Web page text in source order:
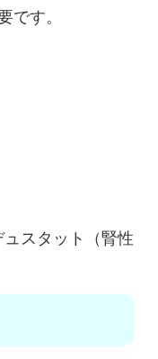
です。
スタット（腎性